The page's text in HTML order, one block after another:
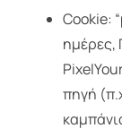
Cookie:
ημέρες,
πηγή